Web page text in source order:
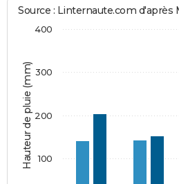
Hauteur de pluie (mm)
Source : Linternaute.com d'après
100
200
300
400